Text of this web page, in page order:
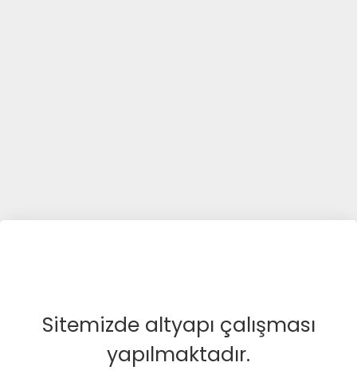
Sitemizde altyapı çalışması
yapılmaktadır.